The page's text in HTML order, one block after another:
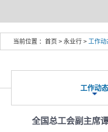
当前位置 ： 首页 > 永业行 > 工作动
工作动态
全国总工会副主席